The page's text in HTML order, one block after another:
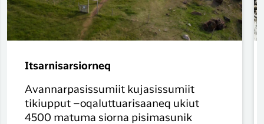
Itsarnisarsiorneq
Avannarpasissumiit kujasissumiit
tikiupput –oqaluttuarisaaneq ukiut
4500 matuma siorna pisimasunik